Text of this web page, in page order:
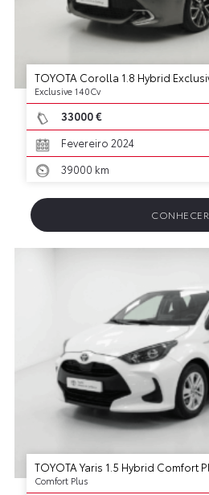
TOYOTA Corolla 1.8 Hybrid
Exclusive 140Cv
33000 €
Fevereiro 2024
39000 km
CONHECER
TOYOTA Yaris 1.5 Hybrid Comfort
Comfort Plus